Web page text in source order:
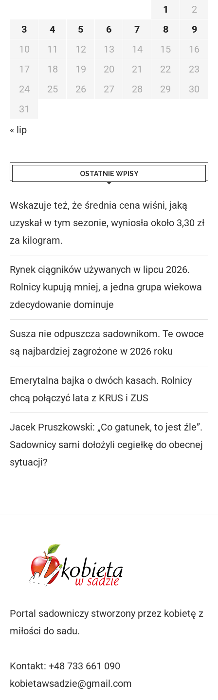
1
2
3
4 5 6 7 8
9
10
11 12 13 14 15
16
17
18 19 20 21 22
23
24
25 26 27 28 29
30
31
« lip
OSTATNIE WPISY
Wskazuje też, że średnia cena wiśni, jaką
uzyskał w tym sezonie, wyniosła około 3,30 zł
za kilogram.
Rynek ciągników używanych w lipcu 2026.
Rolnicy kupują mniej, a jedna grupa wiekowa
zdecydowanie dominuje
Susza nie odpuszcza sadownikom. Te owoce
są najbardziej zagrożone w 2026 roku
Emerytalna bajka o dwóch kasach. Rolnicy
chcą połączyć lata z KRUS i ZUS
Jacek Pruszkowski: „Co gatunek, to jest źle”.
Sadownicy sami dołożyli cegiełkę do obecnej
sytuacji?
Portal sadowniczy stworzony przez kobietę z
miłości do sadu.
Kontakt: +48 733 661 090
kobietawsadzie@gmail.com